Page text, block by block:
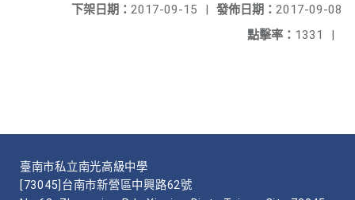
發佈日期： 2017-09-08
下架日期： 2017-09-15
|
點擊率： 1331 |
臺南市私立南光高級中學
[73045]台南市新營區中興路62號